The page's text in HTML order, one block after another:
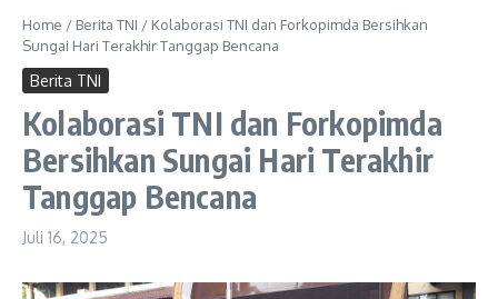
Home / Berita TNI / Kolaborasi TNI dan Forkopimda Bersihkan
Sungai Hari Terakhir Tanggap Bencana
Berita TNI
Kolaborasi TNI dan Forkopimda
Bersihkan Sungai Hari Terakhir
Tanggap Bencana
Juli 16, 2025